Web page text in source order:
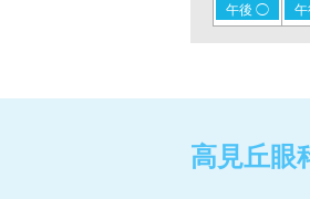
午後 ◯
高見丘眼